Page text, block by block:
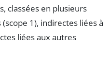
classées en plusieurs
1), indirectes liées à
liées aux autres